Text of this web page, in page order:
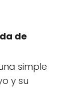
de
simple
y su